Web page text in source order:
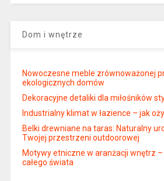
Dom i wnętrze
Nowoczesne meble zrównoważonej
ekologicznych domów
Dekoracyjne detaliki dla miłośników
Industrialny klimat w łazience – jak
Belki drewniane na taras: Naturalny
Twojej przestrzeni outdoorowej
Motywy etniczne w aranżacji wnętrz
całego świata